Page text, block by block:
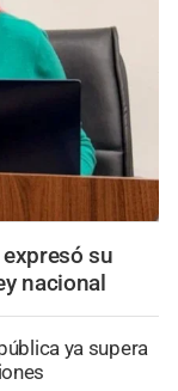
su
nacional
ya supera